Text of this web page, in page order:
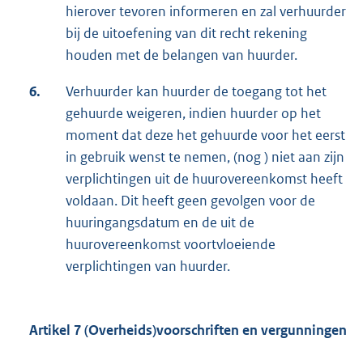
hierover tevoren informeren en zal verhuurder
bij de uitoefening van dit recht rekening
houden met de belangen van huurder.
6.
Verhuurder kan huurder de toegang tot het
gehuurde weigeren, indien huurder op het
moment dat deze het gehuurde voor het eerst
in gebruik wenst te nemen, (nog ) niet aan zijn
verplichtingen uit de huurovereenkomst heeft
voldaan. Dit heeft geen gevolgen voor de
huuringangsdatum en de uit de
huurovereenkomst voortvloeiende
verplichtingen van huurder.
Artikel 7 (Overheids)voorschriften en vergunningen